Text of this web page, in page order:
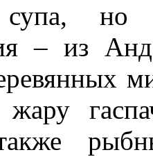
супа, но
– из